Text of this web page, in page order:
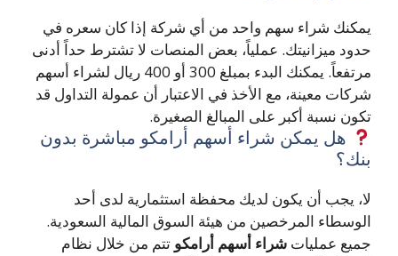
يمكنك شراء سهم واحد من أي شركة إذا كان سعره في
حدود ميزانيتك. عملياً، بعض المنصات لا تشترط حداً أدنى
مرتفعاً. يمكنك البدء بمبلغ 300 أو 400 ريال لشراء أسهم
شركات معينة، مع الأخذ في الاعتبار أن عمولة التداول قد
تكون نسبة أكبر على المبالغ الصغيرة.
هل يمكن شراء أسهم أرامكو مباشرة بدون
بنك؟
لا، يجب أن يكون لديك محفظة استثمارية لدى أحد
الوسطاء المرخصين من هيئة السوق المالية السعودية.
جميع عمليات شراء أسهم أرامكو تتم من خلال نظام